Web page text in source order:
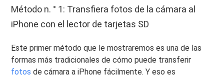
Método n. ° 1: Transfiera fotos de la cámara al
iPhone con el lector de tarjetas SD
Este primer método que le mostraremos es una de las
formas más tradicionales de cómo puede transferir
fotos de cámara a iPhone fácilmente. Y eso es